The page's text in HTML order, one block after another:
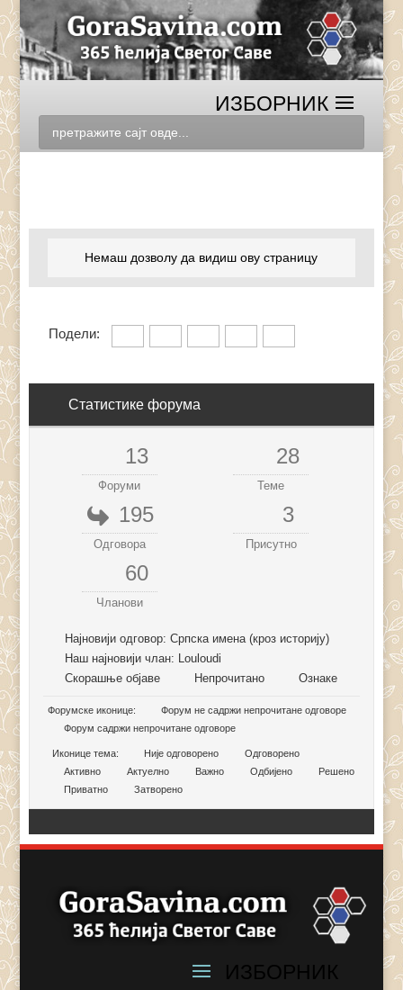
Немаш дозволу да видиш ову страницу
Подели:
Статистике форума
13
Форуми
28
Теме
195
Одговора
3
Присутно
60
Чланови
Најновији одговор:Српска имена (кроз историју)
Наш најновији члан: Louloudi
Скорашње објаве
Непрочитано Ознаке
Форумске иконице:
Форум не садржи непрочитане одговоре
Форум садржи непрочитане одговоре
Иконице тема: Није одговорено
Одговорено
Активно
Актуелно Важно Одбијено
Решено
Приватно
Затворено